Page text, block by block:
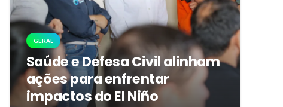
GERAL
Saúde e Defesa Civil alinham
ações para enfrentar
impactos do El Niño